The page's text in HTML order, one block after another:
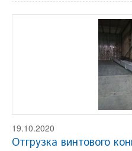
19.10.2020
Отгрузка винтового